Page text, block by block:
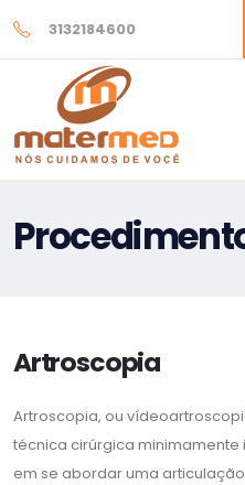
3132184600
Artroscopia
Artroscopia, ou
técnica cirúrgica minimamente
em se abordar uma